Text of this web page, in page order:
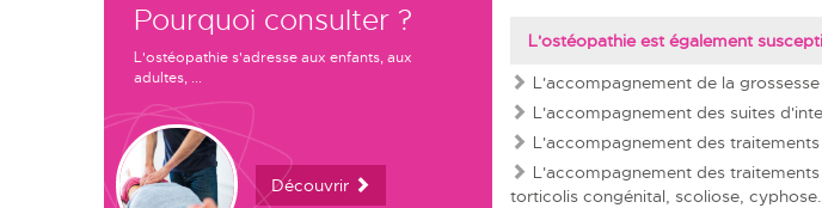
L'ostéopathie est également
L'accompagnement de la
L'accompagnement des suites
L'accompagnement des
L'accompagnement des
torticolis congénital, scoliose,
Pourquoi consulter ?
L'ostéopathie s'adresse aux enfants, aux
adultes, ...
Découvrir